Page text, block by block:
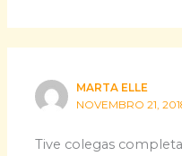
MARTA ELLE
NOVEMBRO 21,
Tive colegas